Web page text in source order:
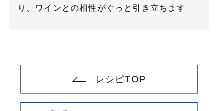
り、ワインとの相性がぐっと引き立ちます
レシピTOP